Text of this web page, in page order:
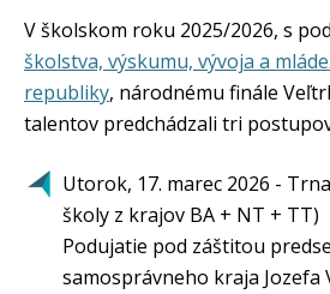
V školskom roku 2025/2026, s
školstva, výskumu, vývoja a
republiky, národnému finále
talentov predchádzali tri
Utorok, 17. marec 2026 -
školy z krajov BA + NT + TT)
Podujatie pod záštitou
samosprávneho kraja Jozefa